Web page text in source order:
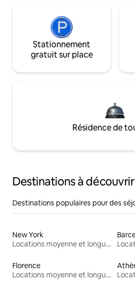
Stationnement
gratuit sur place
Résidence de
Destinations à découvrir
Destinations populaires pour des
New York
Locations moyenne et longue durée
Florence
Locations moyenne et longue durée